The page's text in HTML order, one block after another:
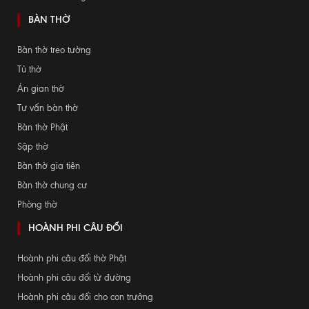
BÀN THỜ
Bàn thờ treo tường
Tủ thờ
Án gian thờ
Tư vấn bàn thờ
Bàn thờ Phật
Sập thờ
Bàn thờ gia tiên
Bàn thờ chung cư
Phòng thờ
HOÀNH PHI CÂU ĐỐI
Hoành phi câu đối thờ Phật
Hoành phi câu đối từ đường
Hoành phi câu đối cho con trưởng